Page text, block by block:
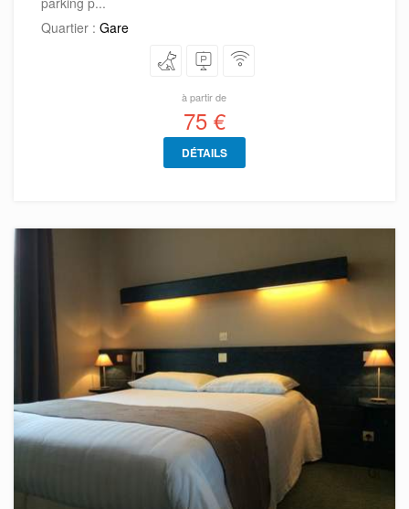
Quartier : Gare
à partir de
75 €
DÉTAILS